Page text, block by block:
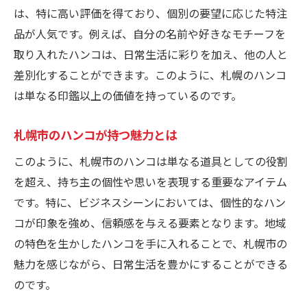
札幌市の魅力をハンコで体験
ハンコ作りで札幌市を知ろう
札幌市の魅力を反映したハンコ
ハンコ作成で札幌市を楽しむ
自然を生かしたハンコ制作の技
ハンコに表現する北海道の自然
自然を感じるハンコのデザイン
北海道の自然を反映したハンコ
自然を活かした独自のハンコ作り
ハンコで自然の美しさを表現
は、特に高い評価を得ており、個別の要望に応じた特注
品が人気です。例えば、自分の名前や好きなモチーフを
取り入れたハンコは、日常生活に彩りを加え、他の人と
差別化することができます。このように、札幌のハンコ
は単なる印鑑以上の価値を持っているのです。
札幌市のハンコが持つ魅力とは
このように、札幌市のハンコは単なる道具としての役割
を超え、持ち主の個性や思いを表現する重要なアイテム
です。特に、ビジネスシーンにおいては、個性的なハン
コが印象を強め、信頼感を与える要素となります。地域
の特色を生かしたハンコを手に入れることで、札幌市の
魅力を感じながら、日常生活を豊かにすることができる
のです。